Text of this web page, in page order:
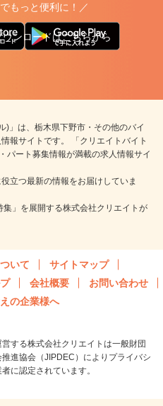
もっと便利に！／
ウンロードはこちらから
)」は、栃木県下野市・その他のバイ
報サイトです。 「クリエイトバイト
パート募集情報が満載の求人情報サイ
立つ最新の情報をお届けしていま
」を展開する株式会社クリエイトが
いて
サイトマップ
会社概要
お問い合わせ
の企業様へ
する株式会社クリエイトは一般財団
進協会（JIPDEC）によりプライバシ
に認定されています。